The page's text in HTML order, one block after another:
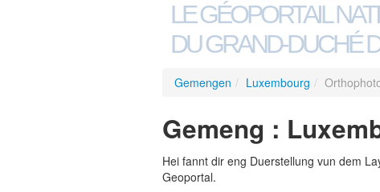
LE GÉOPORTAIL
DU GRAND-DUCHÉ
Gemengen / Luxembourg /
Gemeng :
Hei fannt dir eng Duerstellung vun dem
Geoportal.